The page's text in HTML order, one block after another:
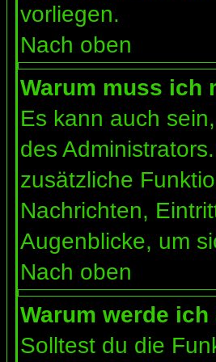
vorliegen.
Nach oben
Warum muss ich
Es kann auch
des
zusätzliche
Nachrichten,
Augenblicke, um
Nach oben
Warum werde
Solltest du die